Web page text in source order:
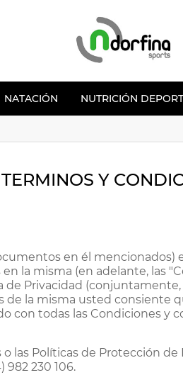
NATACIÓN NUTRICIÓN
TERMINOS Y
en él mencionados)
la misma (en adelante, las
Privacidad
la misma usted consiente
con todas las Condiciones y
las Políticas de Protección
982 230 106.